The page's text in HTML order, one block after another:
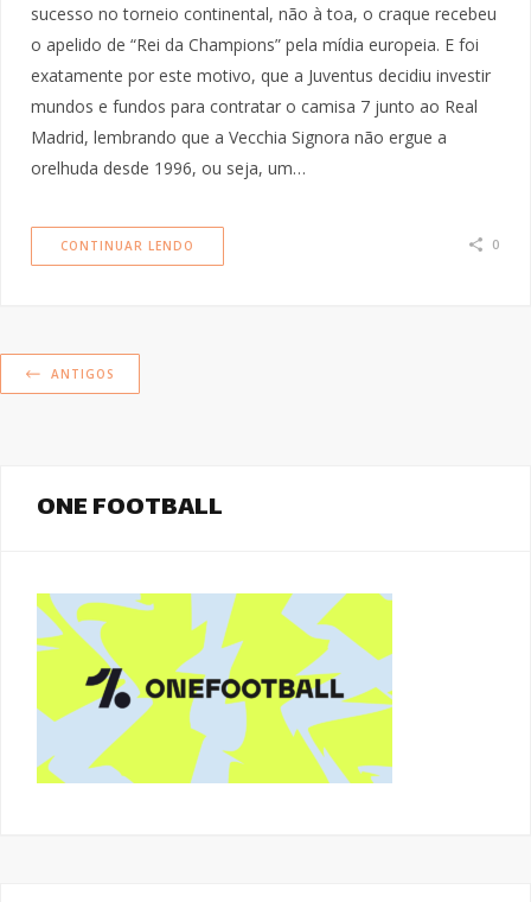
sucesso no torneio continental, não à toa, o craque recebeu
o apelido de “Rei da Champions” pela mídia europeia. E foi
exatamente por este motivo, que a Juventus decidiu investir
mundos e fundos para contratar o camisa 7 junto ao Real
Madrid, lembrando que a Vecchia Signora não ergue a
orelhuda desde 1996, ou seja, um…
CONTINUAR LENDO 0
ANTIGOS
ONE FOOTBALL